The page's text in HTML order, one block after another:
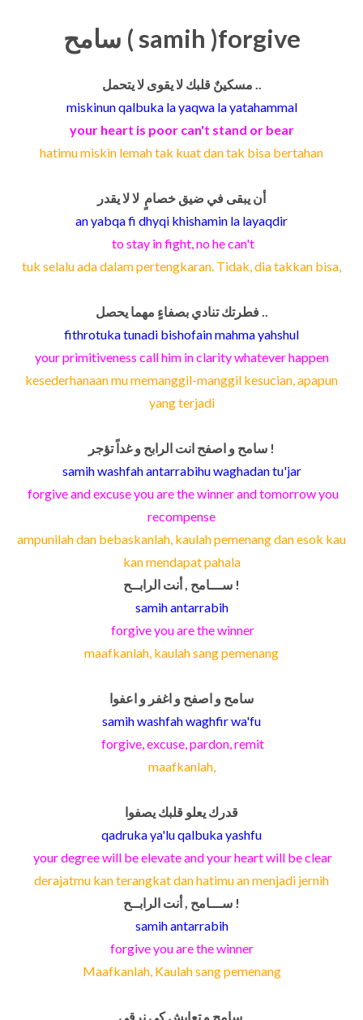
سامح ( samih )forgive
مسكينٌ قلبك لا يقوى لا يتحمل ..
miskinun qalbuka la yaqwa la yatahammal
your heart is poor can't stand or bear
hatimu miskin lemah tak kuat dan tak bisa bertahan
أن يبقى في ضيق خصامٍ لا لا يقدر
an yabqa fi dhyqi khishamin la layaqdir
to stay in fight, no he can't
tuk selalu ada dalam pertengkaran. Tidak, dia takkan bisa,
فطرتك تنادي بصفاءٍ مهما يحصل ..
fithrotuka tunadi bishofain mahma yahshul
your primitiveness call him in clarity whatever happen
kesederhanaan mu memanggil-manggil kesucian, apapun
yang terjadi
سامح و اصفح انت الرابح و غداً تؤجر !
samih washfah antarrabihu waghadan tu'jar
forgive and excuse you are the winner and tomorrow you
recompense
ampunilah dan bebaskanlah, kaulah pemenang dan esok kau
kan mendapat pahala
ســـامح , أنت الرابــح !
samih antarrabih
forgive you are the winner
maafkanlah, kaulah sang pemenang
سامح و اصفح و اغفر و اعفوا
samih washfah waghfir wa'fu
forgive, excuse, pardon, remit
maafkanlah,
قدرك يعلو قلبك يصفوا
qadruka ya'lu qalbuka yashfu
your degree will be elevate and your heart will be clear
derajatmu kan terangkat dan hatimu an menjadi jernih
ســـامح , أنت الرابــح !
samih antarrabih
forgive you are the winner
Maafkanlah, Kaulah sang pemenang